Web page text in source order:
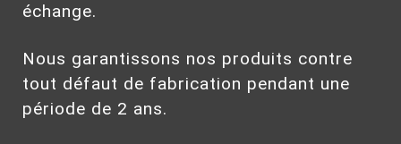
échange.
Nous garantissons nos produits contre
tout défaut de fabrication pendant une
période de 2 ans.